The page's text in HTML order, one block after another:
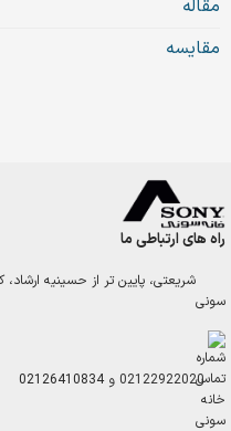
مقاله
مقایسه
راه های ارتباطی ما
سونی
02122922020 و02126410834